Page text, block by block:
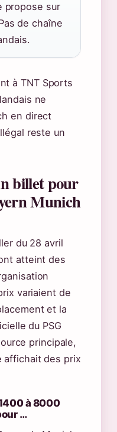
propose sur
de chaîne
à TNT Sports
ne
en direct
reste un
billet pour
Munich
du 28 avril
atteint des
variaient de
et la
du PSG
principale,
affichait des prix
à 8000
…